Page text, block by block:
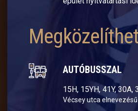
AUTÓBUSSZAL
15H, 15YH, 41Y, 30A,
Vécsey utca